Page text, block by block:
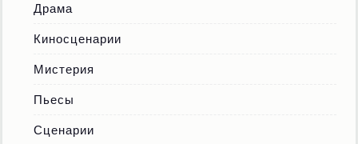
Драма
Киносценарии
Мистерия
Пьесы
Сценарии